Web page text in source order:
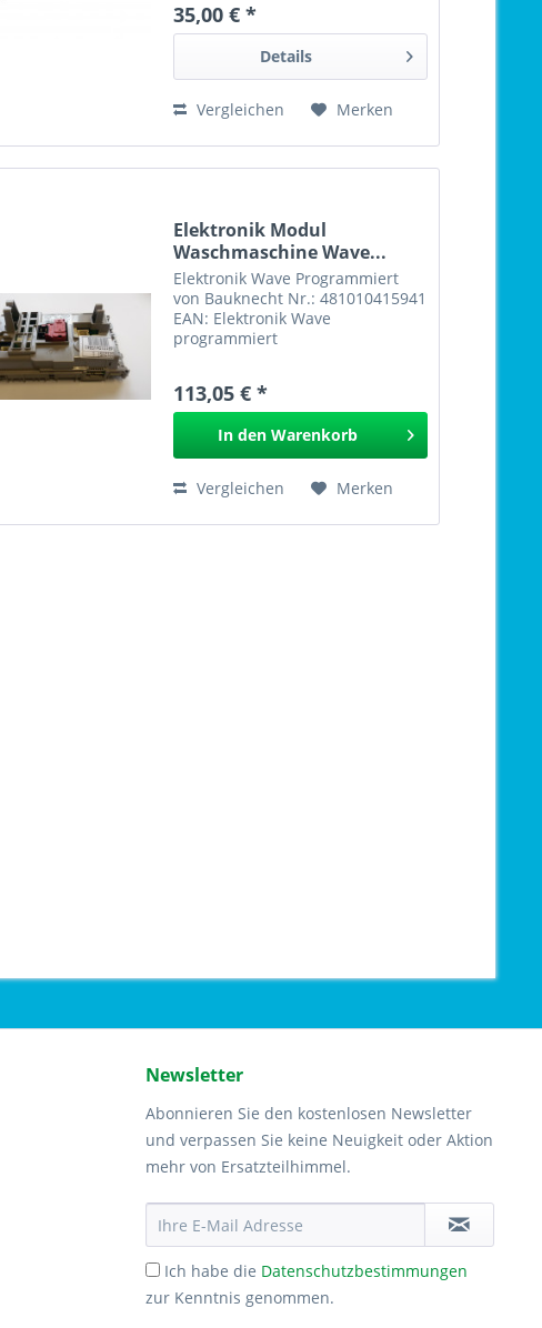
35,00 € *
Details
Vergleichen Merken
Elektronik Modul
Waschmaschine Wave...
Elektronik Wave Programmiert
von Bauknecht Nr.: 481010415941
EAN: Elektronik Wave
programmiert
113,05 € *
In den Warenkorb
Vergleichen Merken
Newsletter
Abonnieren Sie den kostenlosen Newsletter
und verpassen Sie keine Neuigkeit oder Aktion
mehr von Ersatzteilhimmel.
Ich habe die Datenschutzbestimmungen
zur Kenntnis genommen.